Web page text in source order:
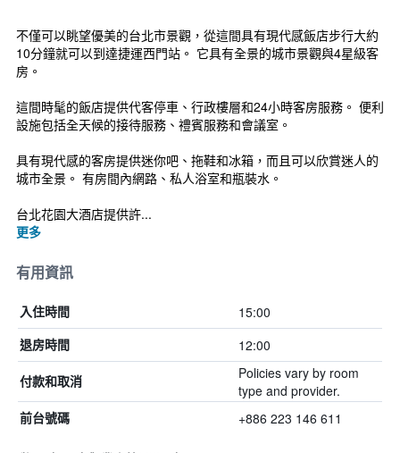
不僅可以眺望優美的台北市景觀，從這間具有現代感飯店步行大約
10分鐘就可以到達捷運西門站。 它具有全景的城市景觀與4星級客
房。
這間時髦的飯店提供代客停車、行政樓層和24小時客房服務。 便利
設施包括全天候的接待服務、禮賓服務和會議室。
具有現代感的客房提供迷你吧、拖鞋和冰箱，而且可以欣賞迷人的
城市全景。 有房間內網路、私人浴室和瓶裝水。
台北花園大酒店提供許...
更多
有用資訊
入住時間 15:00
退房時間 12:00
付款和取消
Policies vary by room
type and provider.
前台號碼 +886 223 146 611